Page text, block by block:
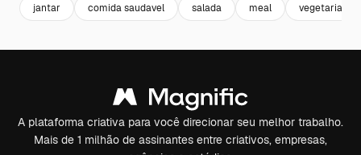
jantar comida saudavel salada meal vegetariano
A plataforma criativa para você direcionar seu melhor trabalho.
Mais de 1 milhão de assinantes entre criativos, empresas,